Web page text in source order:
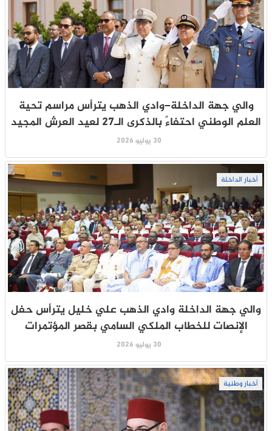
والي جهة الداخلة–وادي الذهب يترأس مراسم تحية
العلم الوطني احتفاءً بالذكرى الـ27 لعيد العرش المجيد
30 يوليو 2026
أخبار الداخلة
والي جهة الداخلة وادي الذهب علي خليل يترأس حفل
الإنصات للخطاب الملكي السامي بقصر المؤتمرات
30 يوليو 2026
أخبار وطنية